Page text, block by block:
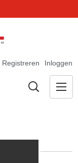
Registreren Inloggen